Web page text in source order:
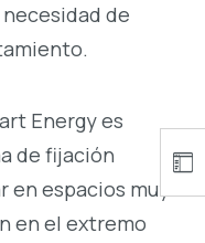
de
Energy es
de fijación
en espacios muy
en el extremo